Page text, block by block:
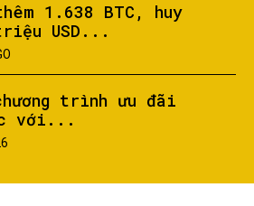
1.638 BTC, huy
USD...
trình ưu đãi
với...